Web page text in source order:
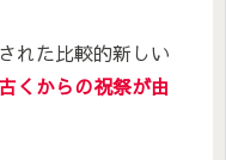
れた比較的新しい
くからの祝祭が由